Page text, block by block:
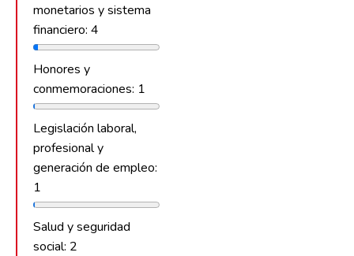
monetarios y sistema
financiero: 4
Honores y
conmemoraciones: 1
Legislación laboral,
profesional y
generación de empleo:
1
Salud y seguridad
social: 2